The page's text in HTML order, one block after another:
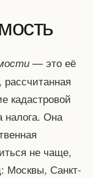
— это её
кадастровой
налога. Она
не чаще,
Москвы, Санкт-